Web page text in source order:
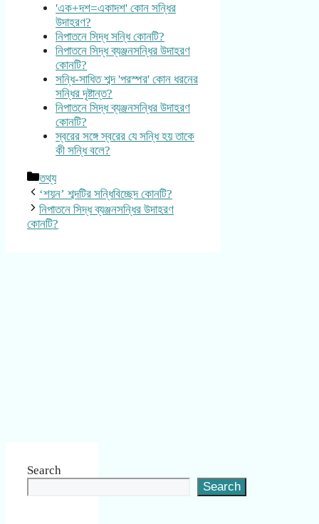
'এক+দশ=একাদশ' কোন সন্ধির
উদাহরণ?
নিপাতনে সিদ্ধ সন্ধি কোনটি?
নিপাতনে সিদ্ধ ব্যঞ্জনসন্ধির উদাহরণ
কোনটি?
সন্ধি-সাধিত শব্দ 'পরস্পর' কোন ধরনের
সন্ধির দৃষ্টান্ত?
নিপাতনে সিদ্ধ ব্যঞ্জনসন্ধির উদাহরণ
কোনটি?
স্বরের সঙ্গে স্বরের যে সন্ধি হয় তাকে
কী সন্ধি বলে?
Categories
তথ্য
‘শয়ন’ শব্দটির সন্ধিবিচ্ছেদ কোনটি?
নিপাতনে সিদ্ধ ব্যঞ্জনসন্ধির উদাহরণ
কোনটি?
Search
Search